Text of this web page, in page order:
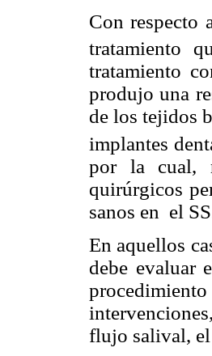
Con respecto
tratamiento
tratamiento
produjo una
de los tejidos
implantes
por la cual,
quirúrgicos
sanos en el
En aquellos
debe evaluar
flujo salival,